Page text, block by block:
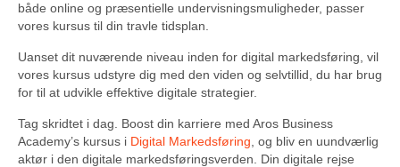
både online og præsentielle undervisningsmuligheder, passer
vores kursus til din travle tidsplan.
Uanset dit nuværende niveau inden for digital markedsføring, vil
vores kursus udstyre dig med den viden og selvtillid, du har brug
for til at udvikle effektive digitale strategier.
Tag skridtet i dag. Boost din karriere med Aros Business
Academy’s kursus i Digital Markedsføring , og bliv en uundværlig
aktør i den digitale markedsføringsverden. Din digitale rejse